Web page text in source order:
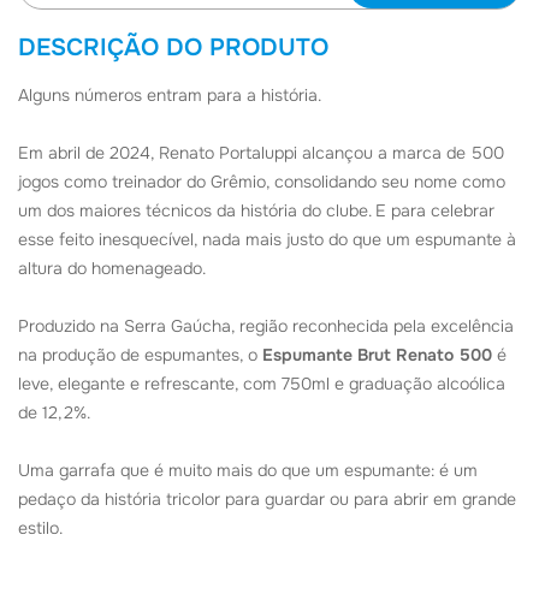
DESCRIÇÃO DO PRODUTO
Alguns números entram para a história.
Em abril de 2024, Renato Portaluppi alcançou a marca de 500
jogos como treinador do Grêmio, consolidando seu nome como
um dos maiores técnicos da história do clube. E para celebrar
esse feito inesquecível, nada mais justo do que um espumante à
altura do homenageado.
Produzido na Serra Gaúcha, região reconhecida pela excelência
na produção de espumantes, o Espumante Brut Renato 500 é
leve, elegante e refrescante, com 750ml e graduação alcoólica
de 12,2%.
Uma garrafa que é muito mais do que um espumante: é um
pedaço da história tricolor para guardar ou para abrir em grande
estilo.